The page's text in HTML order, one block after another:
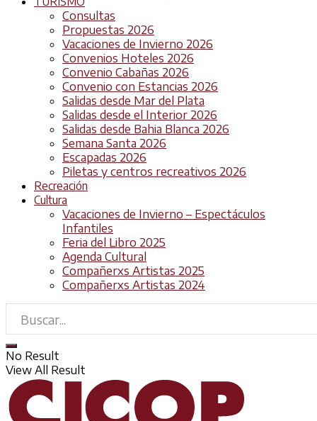
Consultas
Propuestas 2026
Vacaciones de Invierno 2026
Convenios Hoteles 2026
Convenio Cabañas 2026
Convenio con Estancias 2026
Salidas desde Mar del Plata
Salidas desde el Interior 2026
Salidas desde Bahia Blanca 2026
Semana Santa 2026
Escapadas 2026
Piletas y centros recreativos 2026
Recreación
Cultura
Vacaciones de Invierno – Espectáculos
Infantiles
Feria del Libro 2025
Agenda Cultural
Compañerxs Artistas 2025
Compañerxs Artistas 2024
No Result
View All Result